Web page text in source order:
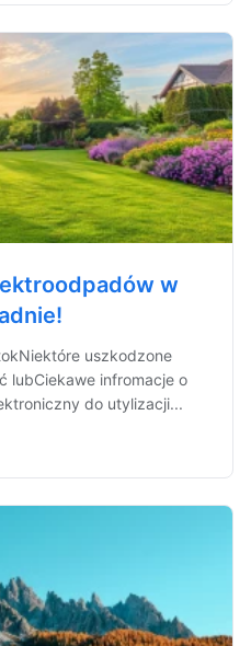
w
uszkodzone
lubCiekawe infromacje o
do utylizacji...